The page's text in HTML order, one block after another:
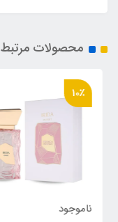
محصولات مرتبط
10٪
ناموجود